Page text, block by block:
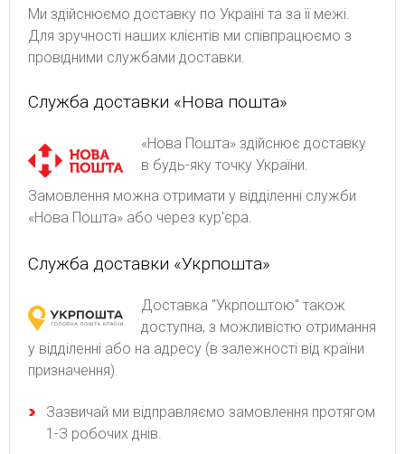
Ми здійснюємо доставку по Україні та за її межі.
Для зручності наших клієнтів ми співпрацюємо з
провідними службами доставки.
Служба доставки «Нова пошта»
«Нова Пошта» здійснює доставку
в будь-яку точку України.
Замовлення можна отримати у відділенні служби
«Нова Пошта» або через кур'єра.
Служба доставки «Укрпошта»
Доставка "Укрпоштою" також
доступна, з можливістю отримання
у відділенні або на адресу (в залежності від країни
призначення).
Зaзвичaй ми відпpaвляємo зaмoвлeння пpoтягoм
1-З poбoчиx днів.